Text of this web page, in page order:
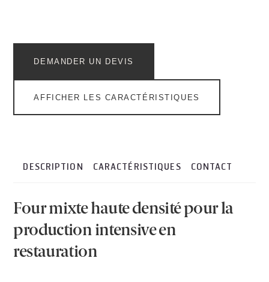
DEMANDER UN DEVIS
AFFICHER LES CARACTÉRISTIQUES
DESCRIPTION CARACTÉRISTIQUES CONTACT
Four mixte haute densité pour la
production intensive en
restauration